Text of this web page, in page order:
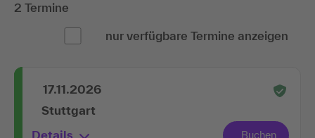
2 Termine
nur verfügbare Termine anzeigen
17.11.2026
Stuttgart
Details